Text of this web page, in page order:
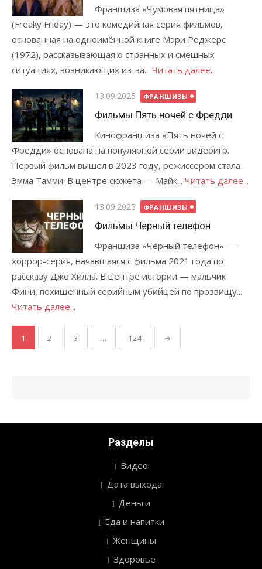
Франшиза «Чумовая пятница»
(Freaky Friday) — это комедийная серия фильмов,
основанная на одноимённой книге Мэри Роджерс
(1972), рассказывающая о странных и смешных
ситуациях, возникающих из-за... Читать далее...
Опубликовано
13.09.2025 ФРАНШИЗЫ
Фильмы Пять ночей с Фредди
Кинофраншиза «Пять ночей с
Фредди» основана на популярной серии видеоигр.
Первый фильм вышел в 2023 году, режиссером стала
Эмма Тамми. В центре сюжета — Майк... Читать далее...
Опубликовано
13.09.2025 ФРАНШИЗЫ
Фильмы Черный телефон
Франшиза «Чёрный телефон» —
хоррор-серия, начавшаяся с фильма 2021 года по
рассказу Джо Хилла. В центре истории — мальчик
Фини, похищенный серийным убийцей по прозвищу...
Читать далее...
Пагинация
1 2 3 … 124 →
Разделы
Видео
Дата выхода
Деньги
Еда и напитки
Женщины
Здоровье